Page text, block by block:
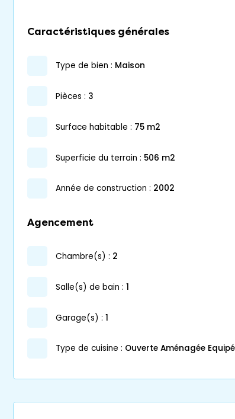
Caractéristiques générales
type de bien : maison
pièces : 3
surface habitable : 75 m2
superficie du terrain : 506 m2
année de construction : 2002
Agencement
chambre(s) : 2
salle(s) de bain : 1
garage(s) : 1
Type de cuisine : Ouverte Aménagée